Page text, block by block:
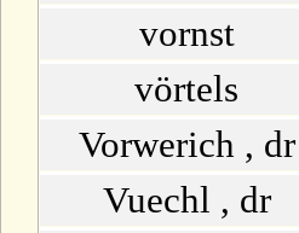
vornst
vörtels
Vorwerich , dr
Vuechl , dr